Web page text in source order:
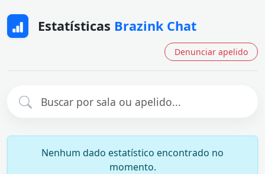
Estatísticas Brazink Chat
Denunciar apelido
Nenhum dado estatístico encontrado no
momento.